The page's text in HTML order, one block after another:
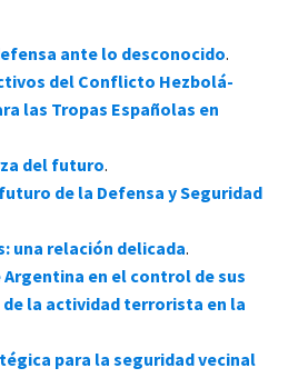
ante lo desconocido.
del Conflicto Hezbolá-
las Tropas Españolas en
del futuro.
de la Defensa y Seguridad
una relación delicada.
Argentina en el control de sus
la actividad terrorista en la
para la seguridad vecinal